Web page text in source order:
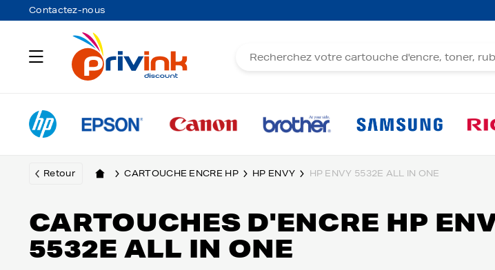
Contactez-nous
Retour CARTOUCHE ENCRE HP HP ENVY HP ENVY 5532E ALL IN ONE
CARTOUCHES D'ENCRE HP
5532E ALL IN ONE